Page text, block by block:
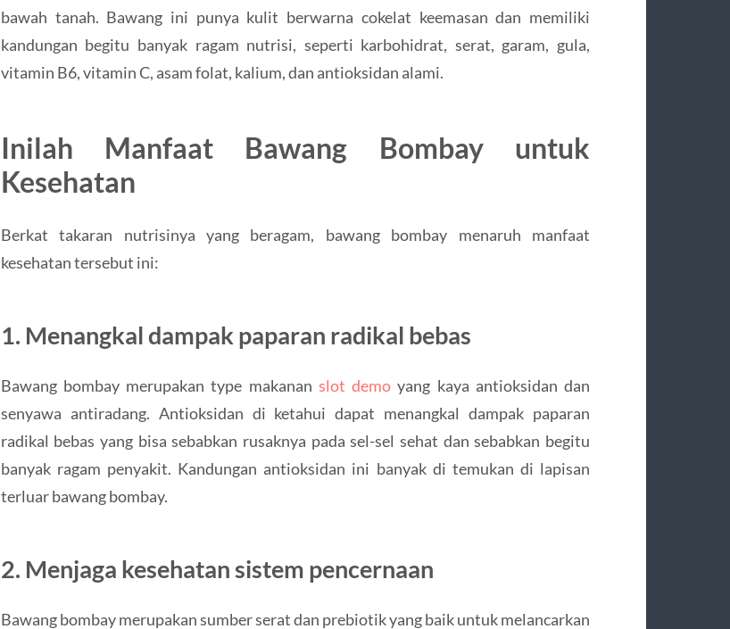
bawah tanah. Bawang ini punya kulit berwarna cokelat keemasan dan memiliki
kandungan begitu banyak ragam nutrisi, seperti karbohidrat, serat, garam, gula,
vitamin B6, vitamin C, asam folat, kalium, dan antioksidan alami.
Inilah Manfaat Bawang Bombay untuk
Kesehatan
Berkat takaran nutrisinya yang beragam, bawang bombay menaruh manfaat
kesehatan tersebut ini:
1. Menangkal dampak paparan radikal bebas
Bawang bombay merupakan type makanan slot demo yang kaya antioksidan dan
senyawa antiradang. Antioksidan di ketahui dapat menangkal dampak paparan
radikal bebas yang bisa sebabkan rusaknya pada sel-sel sehat dan sebabkan begitu
banyak ragam penyakit. Kandungan antioksidan ini banyak di temukan di lapisan
terluar bawang bombay.
2. Menjaga kesehatan sistem pencernaan
Bawang bombay merupakan sumber serat dan prebiotik yang baik untuk melancarkan